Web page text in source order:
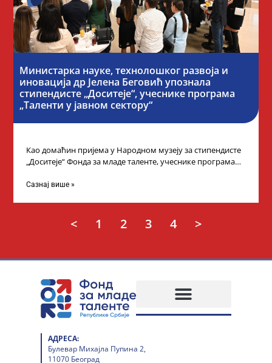
Министарка науке, технолошког развоја и
иновација др Јелена Беговић упознала
стипендисте „Доситеје“, учеснике програма
„Таленти у јавном сектору“
Као домаћин пријема у Народном музеју за стипендисте
„Доситеје“ Фонда за младе таленте, учеснике програма
Сазнај више »
< 1 2 3 4 >
АДРЕСА:
Булевар Михајла Пупина 2,
11070 Београд